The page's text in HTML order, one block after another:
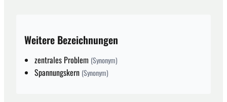
Weitere Bezeichnungen
zentrales Problem (Synonym)
Spannungskern (Synonym)